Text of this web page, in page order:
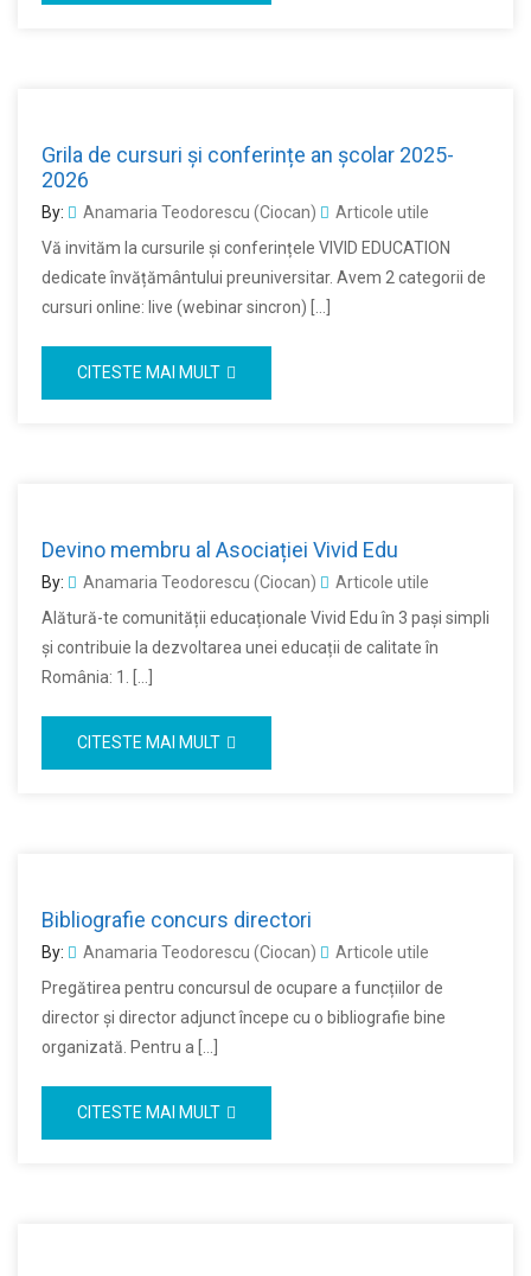
Grila de cursuri și conferințe an școlar 2025-
2026
By: Anamaria Teodorescu (Ciocan)
Articole utile
Vă invităm la cursurile și conferințele VIVID EDUCATION
dedicate învățământului preuniversitar. Avem 2 categorii de
cursuri online: live (webinar sincron) […]
CITESTE MAI MULT
Devino membru al Asociației Vivid Edu
By: Anamaria Teodorescu (Ciocan)
Articole utile
Alătură-te comunității educaționale Vivid Edu în 3 pași simpli
și contribuie la dezvoltarea unei educații de calitate în
România: 1. […]
CITESTE MAI MULT
Bibliografie concurs directori
By: Anamaria Teodorescu (Ciocan)
Articole utile
Pregătirea pentru concursul de ocupare a funcțiilor de
director și director adjunct începe cu o bibliografie bine
organizată. Pentru a […]
CITESTE MAI MULT